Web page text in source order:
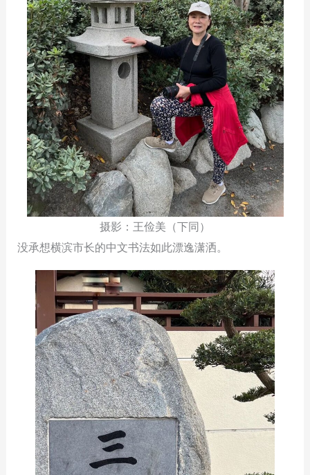
摄影：王俭美（下同）
没承想横滨市长的中文书法如此漂逸潇洒。